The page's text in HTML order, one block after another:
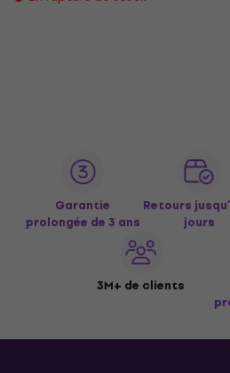
Garantie
prolongée de 3 ans
Retours
jours
3M+ de clients